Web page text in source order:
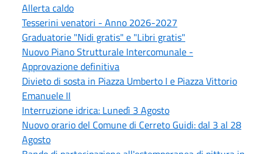
Allerta caldo
Tesserini venatori - Anno 2026-2027
Graduatorie "Nidi gratis" e "Libri gratis"
Nuovo Piano Strutturale Intercomunale -
Approvazione definitiva
Divieto di sosta in Piazza Umberto I e Piazza Vittorio
Emanuele II
Interruzione idrica: Lunedì 3 Agosto
Nuovo orario del Comune di Cerreto Guidi: dal 3 al 28
Agosto